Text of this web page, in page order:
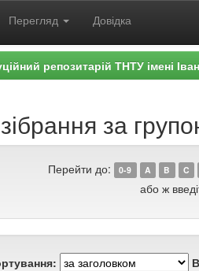
Перегляд Довідка
репозитарій ТНТУ імені
за
Перейти до: 0-9 A B C
або ж